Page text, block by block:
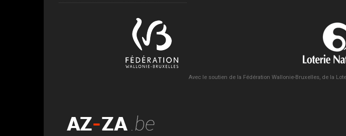
Avec le soutien de la Fédération Wallonie-Bruxelles, de la